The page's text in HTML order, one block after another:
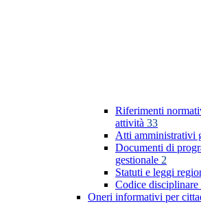
Riferimenti
attività 33
Atti amministrativi
Documenti di
gestionale 2
Statuti e leggi
Codice disciplinare
Oneri informativi per